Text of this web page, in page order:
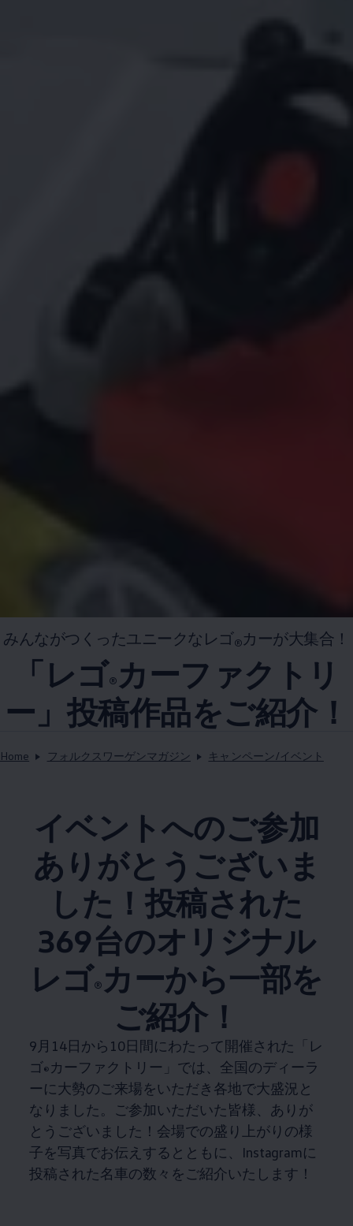
みんながつくったユニークなレゴ®カーが大集合！
「レゴ® カーファクトリ
ー」投稿作品をご紹介！
Home フォルクスワーゲンマガジン キャンペーン/イベント
イベントへのご参加
ありがとうございま
した！投稿された
369台のオリジナル
レゴ® カーから一部を
ご紹介！
9月14日から10日間にわたって開催された「レ
ゴ® カーファクトリー」では、全国のディーラ
ーに大勢のご来場をいただき各地で大盛況と
なりました。ご参加いただいた皆様、ありが
とうございました！会場での盛り上がりの様
子を写真でお伝えするとともに、Instagramに
投稿された名車の数々をご紹介いたします！